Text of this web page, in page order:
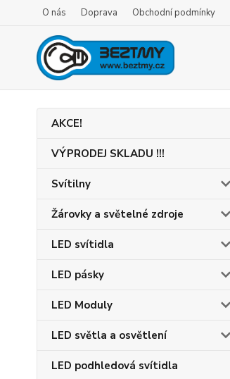
O nás Doprava Obchodní podmínky
AKCE!
VÝPRODEJ SKLADU !!!
Svítilny
Žárovky a světelné zdroje
LED svítidla
LED pásky
LED Moduly
LED světla a osvětlení
LED podhledová svítidla